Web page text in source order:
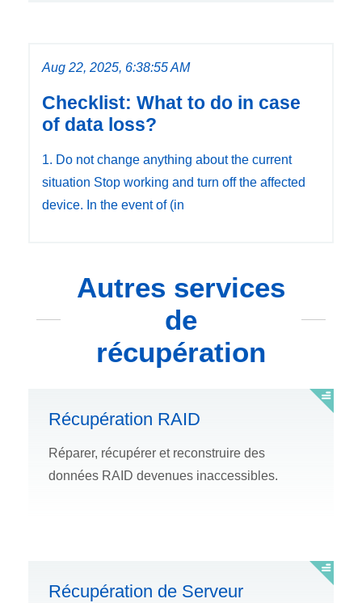
Aug 22, 2025, 6:38:55 AM
Checklist: What to do in case
of data loss?
1. Do not change anything about the current
situation Stop working and turn off the affected
device. In the event of (in
Autres services
de
récupération
Récupération RAID
Réparer, récupérer et reconstruire des
données RAID devenues inaccessibles.
Récupération de Serveur